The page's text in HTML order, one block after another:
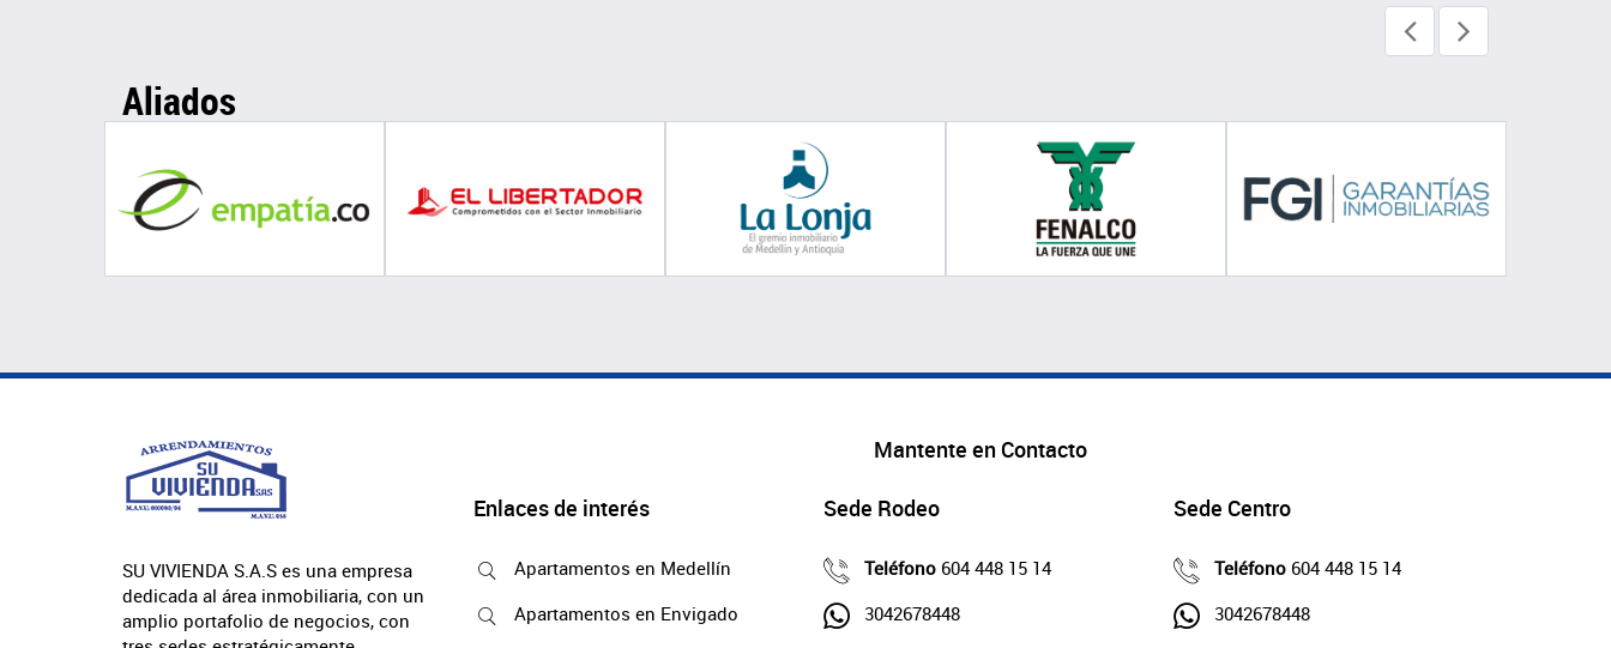
Aliados
SU VIVIENDA S.A.S es una empresa
dedicada al área inmobiliaria, con un
amplio portafolio de negocios, con
Mantente en Contacto
Enlaces de interés
Apartamentos en Medellín
Apartamentos en Envigado
Sede Rodeo
Teléfono604 448 15 14
3042678448
Sede Centro
Teléfono 604 448 15 14
3042678448